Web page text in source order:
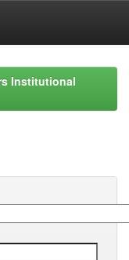
Institutional